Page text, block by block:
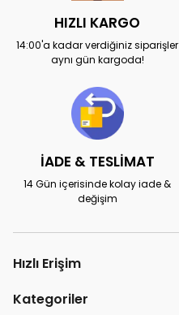
HIZLI KARGO
14:00'a kadar verdiğiniz siparişler
aynı gün kargoda!
İADE & TESLİMAT
14 Gün içerisinde kolay iade &
değişim
Hızlı Erişim
Kategoriler